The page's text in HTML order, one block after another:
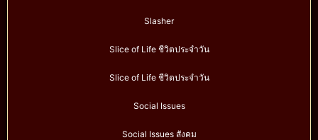
Slasher
Slice of Life ชีวิตประจำวัน
Slice of Life ชีวิตประจำวัน
Social Issues
Social Issues สังคม